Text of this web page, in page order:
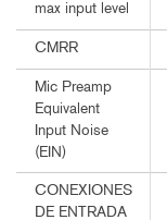
max input level
CMRR
Mic Preamp
Equivalent
Input Noise
(EIN)
CONEXIONES
DE ENTRADA